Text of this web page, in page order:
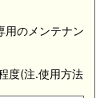
用のメンテナン
度(注.使用方法